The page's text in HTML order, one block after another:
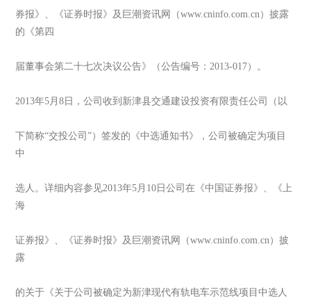
券报》、《证券时报》及巨潮资讯网（www.cninfo.com.cn）披露
的《第四
届董事会第二十七次决议公告》（公告编号：2013-017）。
2013年5月8日，公司收到新津县交通建设投资有限责任公司（以
下简称“交投公司”）签发的《中选通知书》，公司被确定为项目
中
选人。详细内容参见2013年5月10日公司在《中国证券报》、《上
海
证券报》、《证券时报》及巨潮资讯网（www.cninfo.com.cn）披
露
的关于《关于公司被确定为新津现代有轨电车示范线项目中选人